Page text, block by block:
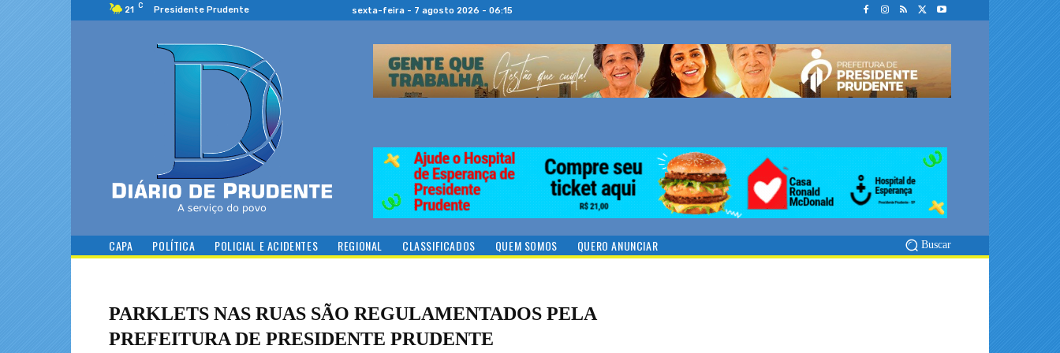
21 C Presidente Prudente sexta-feira - 7 agosto 2026 - 06:15
CAPA POLÍTICA POLICIAL E ACIDENTES REGIONAL CLASSIFICADOS QUEM SOMOS QUERO ANUNCIAR Buscar
PARKLETS NAS RUAS SÃO REGULAMENTADOS PELA
PREFEITURA DE PRESIDENTE PRUDENTE